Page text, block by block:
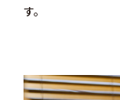
す。